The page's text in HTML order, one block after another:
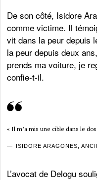
De son côté, Isidore
comme victime. Il
vit dans la peur depuis
la peur depuis deux
prends ma voiture, je
confie-t-il.
« Il m’a mis une cible dans le
ISIDORE ARAGONES,
L’avocat de Delogu